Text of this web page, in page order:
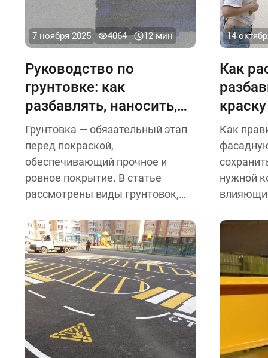
7 ноября 2025 4064 12 мин
Руководство по
грунтовке: как
разбавлять, наносить,
рассчитывать расход и
время высыхания
Грунтовка — обязательный этап
перед покраской,
обеспечивающий прочное и
ровное покрытие. В статье
рассмотрены виды грунтовок,
способы разбавления и нормы
расхода.
14
Как
краску
Как
нужной
способ